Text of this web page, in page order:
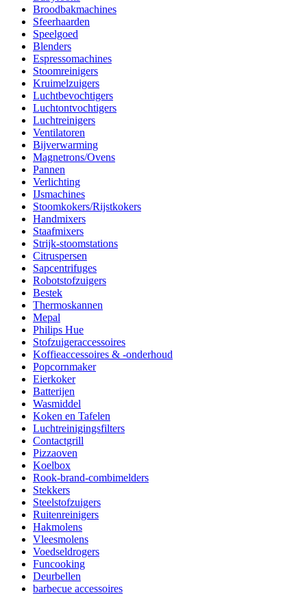
Broodbakmachines
Sfeerhaarden
Speelgoed
Blenders
Espressomachines
Stoomreinigers
Kruimelzuigers
Luchtbevochtigers
Luchtontvochtigers
Luchtreinigers
Ventilatoren
Bijverwarming
Magnetrons/Ovens
Pannen
Verlichting
IJsmachines
Stoomkokers/Rijstkokers
Handmixers
Staafmixers
Strijk-stoomstations
Citruspersen
Sapcentrifuges
Robotstofzuigers
Bestek
Thermoskannen
Mepal
Philips Hue
Stofzuigeraccessoires
Koffieaccessoires & -onderhoud
Popcornmaker
Eierkoker
Batterijen
Wasmiddel
Koken en Tafelen
Luchtreinigingsfilters
Contactgrill
Pizzaoven
Koelbox
Rook-brand-combimelders
Stekkers
Steelstofzuigers
Ruitenreinigers
Hakmolens
Vleesmolens
Voedseldrogers
Funcooking
Deurbellen
barbecue accessoires